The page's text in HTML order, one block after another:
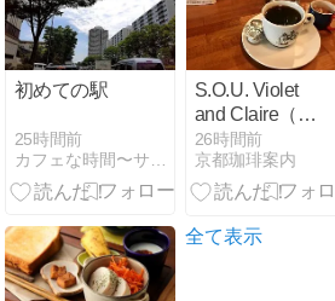
初めての駅
25時間前
S.O.U. Violet
and Claire（出
町柳 桝形商店
街）
26時間前
京都珈琲案内
全て表示